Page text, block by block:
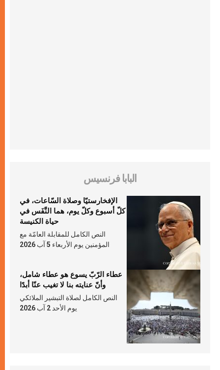
البابا فرنسيس
الإفخارستيّا وصلاة السّاعات، في
كلّ أسبوع وكلّ يوم، هما النَّفَس في
حياة الكنيسة
النص الكامل للمقابلة العامّة مع
المؤمنين يوم الأربعاء 5 آب 2026
عطاء الرّبّ يسوع هو عطاء شامل،
وأنّ عنايته بنا لا تغيب عنّا أبدًا
النص الكامل لصلاة التبشير الملائكي
يوم الأحد 2 آب 2026